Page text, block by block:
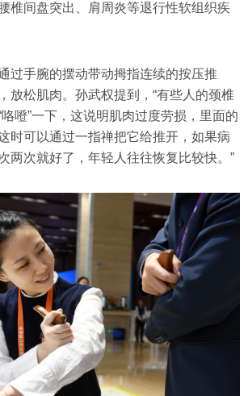
椎间盘突出、肩周炎等退行性软组织疾
过手腕的摆动带动拇指连续的按压推
放松肌肉。孙武权提到，“有些人的颈椎
噔”一下，这说明肌肉过度劳损，里面的
时可以通过一指禅把它给推开，如果病
两次就好了，年轻人往往恢复比较快。”